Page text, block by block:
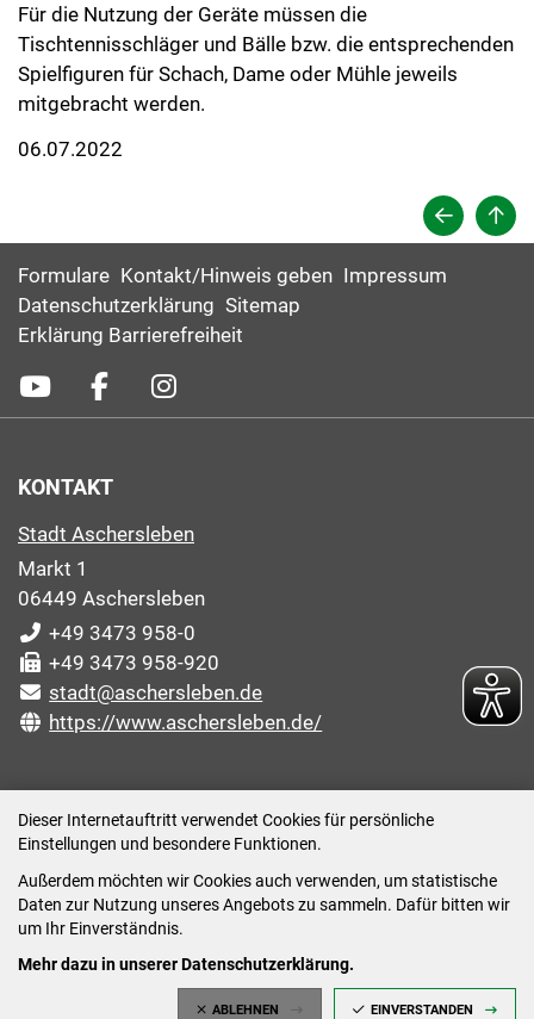
Dieser Internetauftritt verwendet Cookies für persönliche
Einstellungen und besondere Funktionen.
Außerdem möchten wir Cookies auch verwenden, um statistische
Daten zur Nutzung unseres Angebots zu sammeln. Dafür bitten wir
um Ihr Einverständnis.
Mehr dazu in unserer Datenschutzerklärung.
ABLEHNEN EINVERSTANDEN
Für die Nutzung der Geräte müssen die
Tischtennisschläger und Bälle bzw. die entsprechenden
Spielfiguren für Schach, Dame oder Mühle jeweils
mitgebracht werden.
06.07.2022
Formulare Kontakt/Hinweis geben Impressum
Datenschutzerklärung Sitemap
Erklärung Barrierefreiheit
KONTAKT
Stadt Aschersleben
Markt 1
06449 Aschersleben
+49 3473 958-0
+49 3473 958-920
stadt@aschersleben.de
https://www.aschersleben.de/
Montag: 09:00-12:00 /14:00-15:00 Uhr
Dienstag: 09:00-12:00 /14:00-16:00 Uhr
Mittwoch: 09:00 - 12:00 Uhr (nach vorheriger
Donnerstag: 09:00-12:00 /14:00-18:00 Uhr